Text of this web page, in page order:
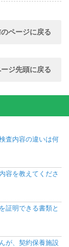
ページに戻る
ジ先頭に戻る
査内容の違いは何
容を教えてくださ
証明できる書類と
が、契約保養施設